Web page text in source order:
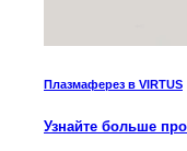
Плазмаферез в VIRTUS
Узнайте больше